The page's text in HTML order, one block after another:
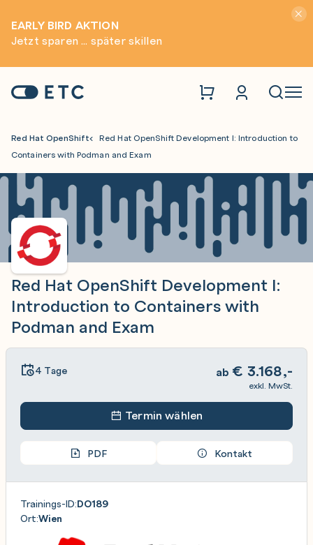
EARLY BIRD AKTION
Jetzt sparen ... später skillen
Startseite: ETC
Red Hat OpenShift
Red Hat OpenShift Development I: Introduction to
Containers with Podman and Exam
Red Hat OpenShift Development I:
Introduction to Containers with
Podman and Exam
4 Tage ab € 3.168,-
exkl. MwSt.
Termin wählen
PDF Kontakt
Trainings-ID:DO189
Ort:Wien